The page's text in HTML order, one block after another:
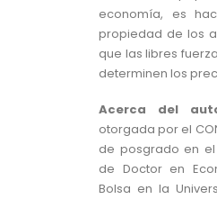
economía, es
propiedad de los
que las libres
determinen los
Acerca del
otorgada por el
de posgrado en
de Doctor en
Bolsa en la